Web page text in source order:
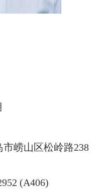
崂山区松岭路238
(A406)